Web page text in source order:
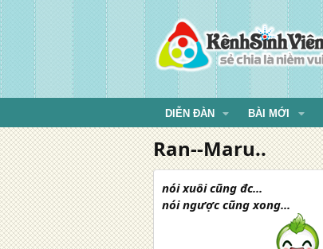
DIỄN ĐÀN BÀI MỚI
Ran--Maru..
nói xuôi cũng đc...
nói ngược cũng xong...